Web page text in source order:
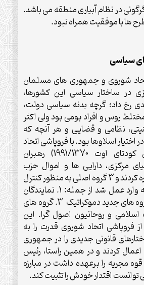
در نظام آبیاری منطقه می باشد.
ها با موفقیت همراه نبود.
سیاسی
شوروی و جمهوری های مسلمان
در ساختار سیاسی این کشورها،
رخ داد؛ گرچه بدنه سیاسی دولت،
روس و افراد بومی بود ولی اکثر
نظامی و قضایی و هر آنچه که
اختیار اسلاوها بود. با فروپاشی اتحاد
شوروی( از طریق کودتای اوت 1991/1370) رهبران
مرکزی، دارایی ها و اموال حزب
کمونیست را مصادره کردند و 3 گروه اصلی به منظور کنترل
سیاسی این منطقه وارد عمل شد از جمله: 1. نمایندگان
حزب سالاری 2. گروه های جدید دموکراتیک 3. گروه های
و روحانیون اصول گرا. این
فروپاشی اتحاد شوروی قدرت را به
قانونی جدیدی را در جمهوری
کردند و در همین راستا، رئیس
مجریه را برعهده داشت در مبارزه
اقتدار خودش را تثبیت کند.